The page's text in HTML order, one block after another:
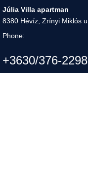
Júlia Villa apartman
8380 Hévíz, Zrínyi Miklós
Phone:
+3630/376-2298